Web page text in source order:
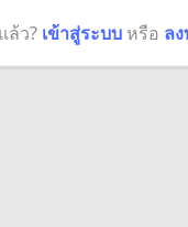
ว? เข้าสู่ระบบ หรือ ล